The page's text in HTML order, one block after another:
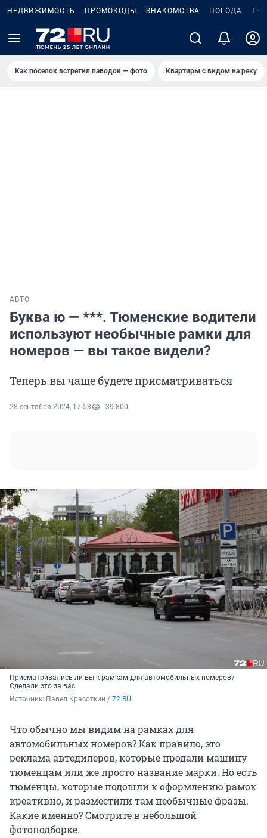
НЕДВИЖИМОСТЬ ПРОМОКОДЫ ЗНАКОМСТВА ПОГОДА
Как поселок встретил паводок — фото Квартиры с видом на реку
АВТО
Буква ю — ***. Тюменские водители
используют необычные рамки для
номеров — вы такое видели?
Теперь вы чаще будете присматриваться
28 сентября 2024, 17:53 39 800
Присматривались ли вы к рамкам для автомобильных номеров?
Сделали это за вас
Источник: Павел Красоткин / 72.RU
Что обычно мы видим на рамках для
автомобильных номеров? Как правило, это
реклама автодилеров, которые продали машину
тюменцам или же просто название марки. Но есть
тюменцы, которые подошли к оформлению рамок
креативно, и разместили там необычные фразы.
Какие именно? Смотрите в небольшой
фотоподборке.